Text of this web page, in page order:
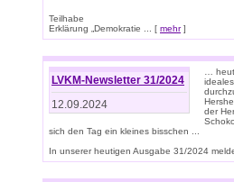
Teilhabe
Erklärung „Demokratie ... [ mehr]
LVKM-Newsletter 31/2024
12.09.2024
…
der
sich den Tag ein kleines bisschen ...
In unserer heutigen Ausgabe 31/2024